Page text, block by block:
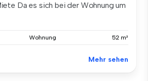
Da es sich bei der Wohnung um
Wohnung 52 m²
Mehr sehen